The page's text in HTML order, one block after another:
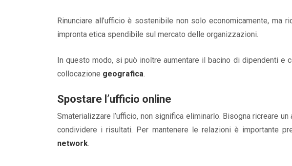
Rinunciare all’ufficio è sostenibile non solo economicamente, ma
impronta etica spendibile sul mercato delle organizzazioni.
In questo modo, si può inoltre aumentare il bacino di dipendenti e
collocazione geografica.
Spostare l’ufficio online
Smaterializzare l’ufficio, non significa eliminarlo. Bisogna ricreare un
condividere i risultati. Per mantenere le relazioni è importante
network.